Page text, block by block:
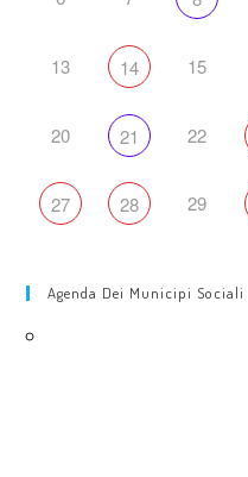
13 14 15
20 21 22
27 28 29
Agenda Dei Municipi Sociali